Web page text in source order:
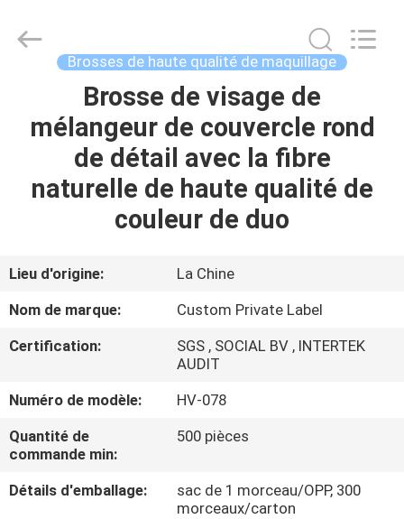
MAISON
PRODUITS
DE
NOUS
VISITE
D'USINE
CONTRÔLE
DE
Chanmy
Cosmetics
Brosses de haute qualité de maquillage
Brosse de visage de
mélangeur de couvercle rond
de détail avec la fibre
naturelle de haute qualité de
couleur de duo
Lieu d'origine:
La Chine
Nom de marque:
Custom Private Label
Certification:
SGS , SOCIAL BV , INTERTEK
AUDIT
Numéro de modèle:
HV-078
Quantité de
commande min:
500 pièces
Détails d'emballage:
sac de 1 morceau/OPP, 300
morceaux/carton